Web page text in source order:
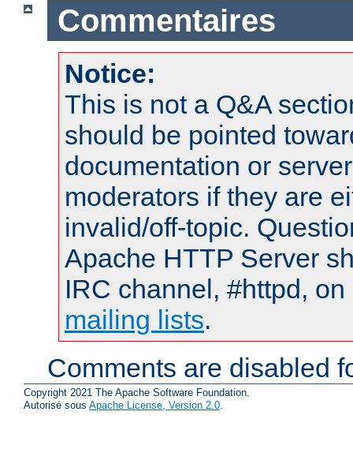
Commentaires
Notice:
This is not a Q&A
should be pointed
documentation or
moderators if they are
invalid/off-topic.
Apache HTTP Server
IRC channel, #httpd,
mailing lists.
Comments are disabled
Copyright 2021 The Apache Software Foundation.
Autorisé sous Apache License, Version 2.0